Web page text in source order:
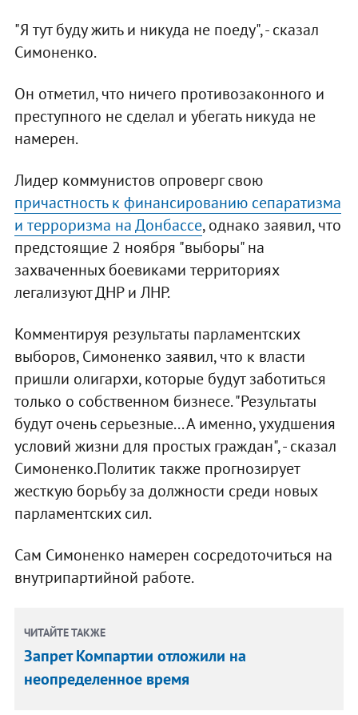
"Я тут буду жить и никуда не поеду", - сказал
Симоненко.
Он отметил, что ничего противозаконного и
преступного не сделал и убегать никуда не
намерен.
Лидер коммунистов опроверг свою
причастность к финансированию сепаратизма
и терроризма на Донбассе, однако заявил, что
предстоящие 2 ноября "выборы" на
захваченных боевиками территориях
легализуют ДНР и ЛНР.
Комментируя результаты парламентских
выборов, Симоненко заявил, что к власти
пришли олигархи, которые будут заботиться
только о собственном бизнесе. "Результаты
будут очень серьезные... А именно, ухудшения
условий жизни для простых граждан", - сказал
Симоненко.Политик также прогнозирует
жесткую борьбу за должности среди новых
парламентских сил.
Сам Симоненко намерен сосредоточиться на
внутрипартийной работе.
ЧИТАЙТЕ ТАКЖЕ
Запрет Компартии отложили на
неопределенное время